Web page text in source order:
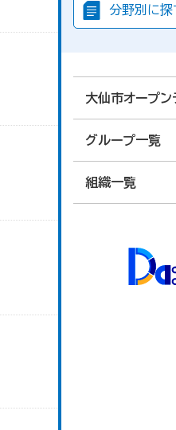
分野別に探
大仙市オープン
グループ一覧
組織一覧